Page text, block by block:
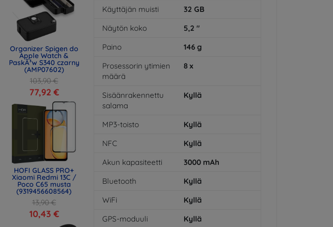
Organizer Spigen do
Apple Watch &
PaskÃ³w S340 czarny
(AMP07602)
103,90 €
77,92 €
HOFI GLASS PRO+
Xiaomi Redmi 13C /
Poco C65 musta
(9319456608564)
13,90 €
10,43 €
Käyttäjän muisti
32 GB
Näytön koko
5,2 "
Paino
146 g
Prosessorin ytimien
määrä
8 x
Sisäänrakennettu
salama
Kyllä
MP3-toisto
Kyllä
NFC
Kyllä
Akun kapasiteetti
3000 mAh
Bluetooth
Kyllä
WiFi
Kyllä
GPS-moduuli
Kyllä